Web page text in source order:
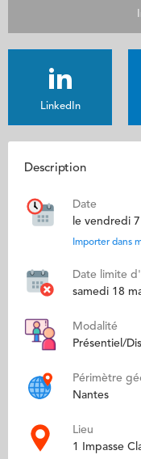
LinkedIn
Description
Date
le vendredi
Importer dans
Date limite
samedi 18
Modalité
Présentiel/
Périmètre
Nantes
Lieu
1 Impasse